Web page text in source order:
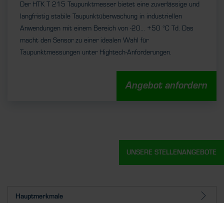
Der HTK T 215 Taupunktmesser bietet eine zuverlässige und
langfristig stabile Taupunktüberwachung in industriellen
Anwendungen mit einem Bereich von -20... +50 °C Td. Das
macht den Sensor zu einer idealen Wahl für
Taupunktmessungen unter Hightech-Anforderungen.
Angebot anfordern
Hauptmerkmale
UNSERE STELLENANGEBOTE